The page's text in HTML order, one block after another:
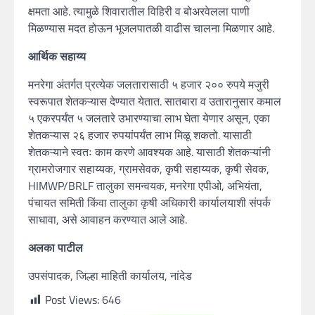
क्षमता आहे. त्यामुळे शिवारातील विहिरी व बोअरवेलला पाणी
मिळण्यास मदत होऊन भूजलपातळी वाढीस चालना मिळणार आहे.
आर्थिक सहाय्य
मनरेगा अंतर्गत प्रत्येक जलतारासाठी ५ हजार २०० रुपये मजुरी
स्वरूपात शेतकऱ्यास देण्यात येतात. सातबारा व उतारानुसार कमाल
५ एकरपर्यंत ५ जलतारे उभारण्याचा लाभ घेता येणार असून, एका
शेतकऱ्यास २६ हजार रुपयांपर्यंत लाभ मिळू शकतो. यासाठी
शेतकऱ्याने स्वतः काम करणे आवश्यक आहे. यासाठी शेतकऱ्यांनी
ग्रामरोजगार सहाय्यक, ग्रामसेवक, कृषी सहाय्यक, कृषी सेवक,
HIMWP/BRLF तालुका समन्वयक, मनरेगा एपीओ, अभियंता,
पंचायत समिती किंवा तालुका कृषी अधिकारी कार्यालयाशी संपर्क
साधावा, असे आवाहन करण्यात आले आहे.
अलका पाटील
उपसंपादक, जिल्हा माहिती कार्यालय, नांदेड
Post Views:646